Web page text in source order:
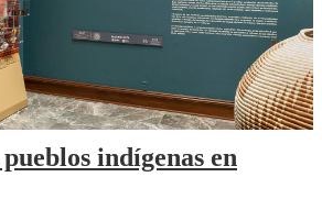
indígenas en